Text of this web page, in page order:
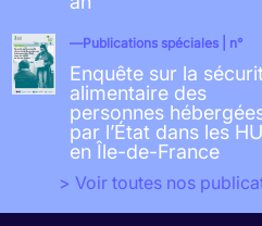
Publications spéciales | n°
Enquête sur la
alimentaire des
personnes
par l’État dans les
en Île-de-France
> Voir toutes nos